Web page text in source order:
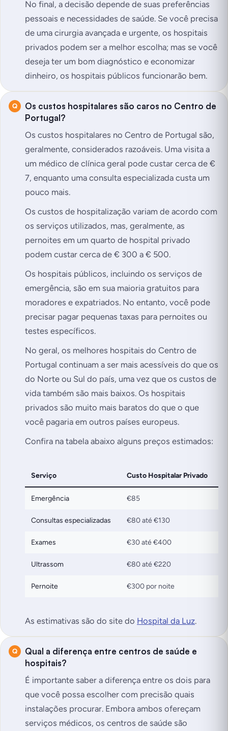
No final, a decisão depende de suas preferências
pessoais e necessidades de saúde. Se você precisa
de uma cirurgia avançada e urgente, os hospitais
privados podem ser a melhor escolha; mas se você
deseja ter um bom diagnóstico e economizar
dinheiro, os hospitais públicos funcionarão bem.
Os custos hospitalares são caros no Centro de
Portugal?
Os custos hospitalares no Centro de Portugal são,
geralmente, considerados razoáveis. Uma visita a
um médico de clínica geral pode custar cerca de €
7, enquanto uma consulta especializada custa um
pouco mais.
Os custos de hospitalização variam de acordo com
os serviços utilizados, mas, geralmente, as
pernoites em um quarto de hospital privado
podem custar cerca de € 300 a € 500.
Os hospitais públicos, incluindo os serviços de
emergência, são em sua maioria gratuitos para
moradores e expatriados. No entanto, você pode
precisar pagar pequenas taxas para pernoites ou
testes específicos.
No geral, os melhores hospitais do Centro de
Portugal continuam a ser mais acessíveis do que os
do Norte ou Sul do país, uma vez que os custos de
vida também são mais baixos. Os hospitais
privados são muito mais baratos do que o que
você pagaria em outros países europeus.
Confira na tabela abaixo alguns preços estimados:
Serviço Custo Hospitalar Privado
Emergência €85
Consultas especializadas €80 até €130
Exames €30 até €400
Ultrassom €80 até €220
Pernoite €300 por noite
As estimativas são do site do Hospital da Luz.
Qual a diferença entre centros de saúde e
hospitais?
É importante saber a diferença entre os dois para
que você possa escolher com precisão quais
instalações procurar. Embora ambos ofereçam
serviços médicos, os centros de saúde são